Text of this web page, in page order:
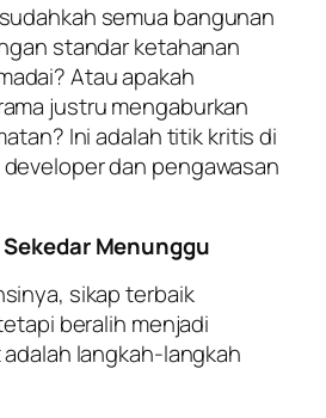
semua bangunan
standar ketahanan
Atau apakah
justru mengaburkan
Ini adalah titik kritis di
dan pengawasan
Menunggu
sikap terbaik
beralih menjadi
langkah-langkah